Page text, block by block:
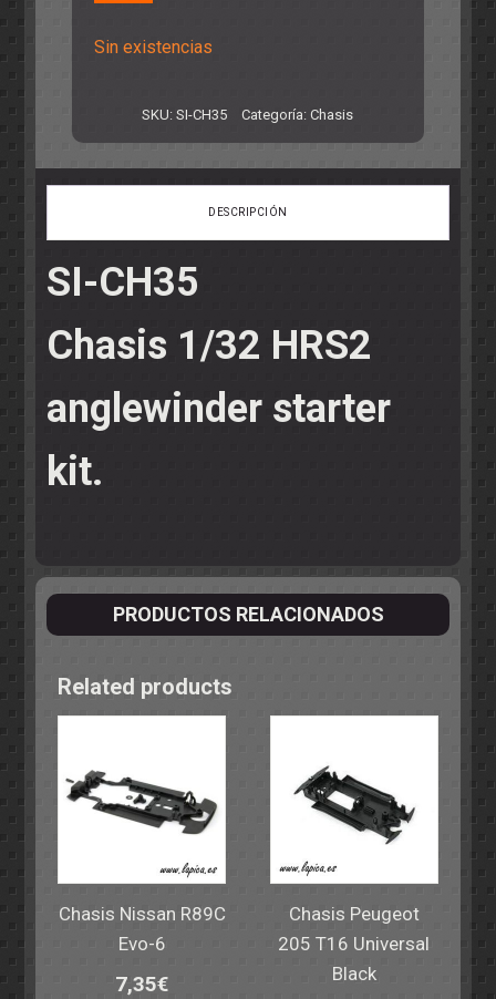
Sin existencias
SKU:SI-CH35 Categoría:Chasis
DESCRIPCIÓN
SI-CH35
Chasis 1/32 HRS2
anglewinder starter
kit.
PRODUCTOS RELACIONADOS
Related products
Chasis Nissan R89C
Evo-6
7,35€
Chasis Peugeot
205 T16 Universal
Black